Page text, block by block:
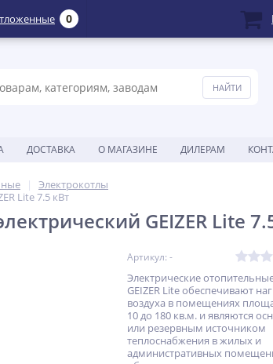
ДОСТАВКА О МАГАЗИНЕ ДИЛЕРАМ
Электрокотлы
Lite 7.5 кВт
GEIZER Lite
Артикул: -
Электрические
GEIZER Lite обеспечивают
воздуха в помещениях
10 до 180 кв.м. и являются
или резервным источником
теплоснабжения в жилых и
административных
0